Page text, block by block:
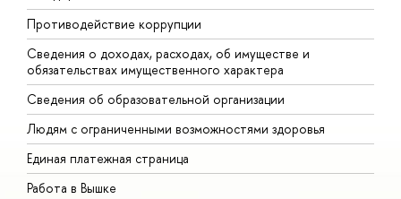
Противодействие коррупции
Сведения о доходах, расходах, об имуществе и
обязательствах имущественного характера
Сведения об образовательной организации
Людям с ограниченными возможностями здоровья
Единая платежная страница
Работа в Вышке